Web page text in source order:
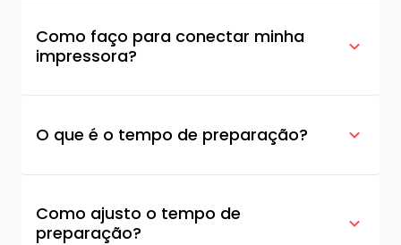
Como faço para conectar minha
impressora?
O que é o tempo de preparação?
Como ajusto o tempo de
preparação?